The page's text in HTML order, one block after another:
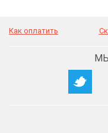
Как оплатить